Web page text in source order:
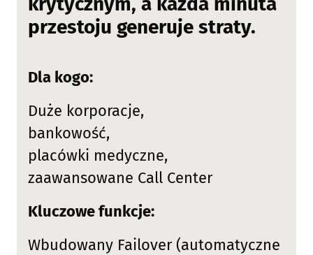
przestoju generuje straty.
Dla kogo:
Duże korporacje,
bankowość,
placówki medyczne,
zaawansowane Call Center
Kluczowe funkcje:
Wbudowany Failover (automatyczne